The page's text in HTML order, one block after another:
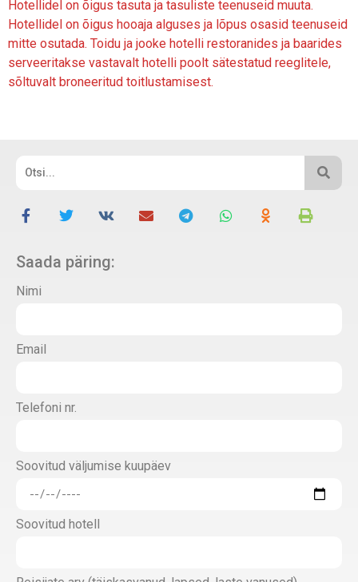
Hotellidel on õigus tasuta ja tasuliste teenuseid muuta.
Hotellidel on õigus hooaja alguses ja lõpus osasid teenuseid
mitte osutada. Toidu ja jooke hotelli restoranides ja baarides
serveeritakse vastavalt hotelli poolt sätestatud reeglitele,
sõltuvalt broneeritud toitlustamisest.
Saada päring:
Nimi
Email
Telefoni nr.
Soovitud väljumise kuupäev
Soovitud hotell